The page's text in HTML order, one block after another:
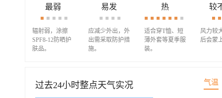
最弱
辐射弱，涂擦
SPF8-12防晒护
肤品。
易发
应减少外出，外
出需采取防护措
施。
热
适合穿T恤、短
薄外套等夏季服
装。
较
风力较
后会蒙
过去24小时整点天气实况 气温